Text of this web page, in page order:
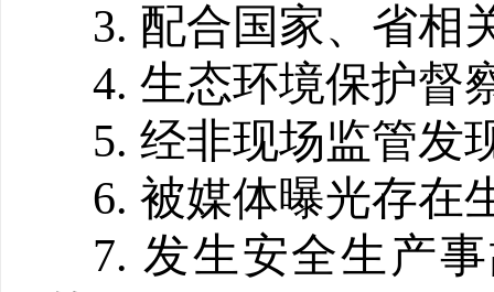
3. 配合国家、省相
4. 生态环境保护督
5. 经非现场监管发
6. 被媒体曝光存在
7. 发生安全生产